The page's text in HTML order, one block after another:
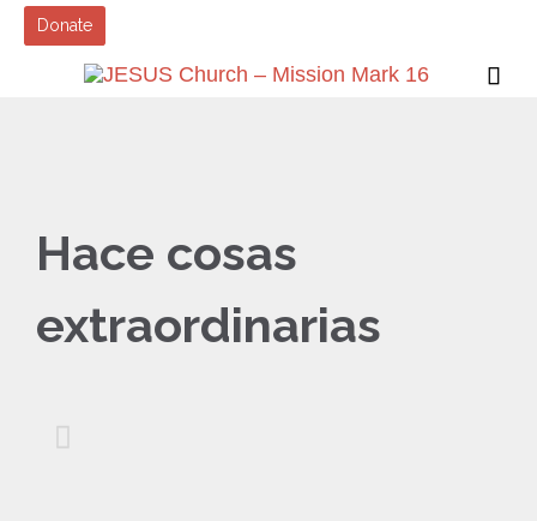
Donate

Hace cosas
extraordinarias
